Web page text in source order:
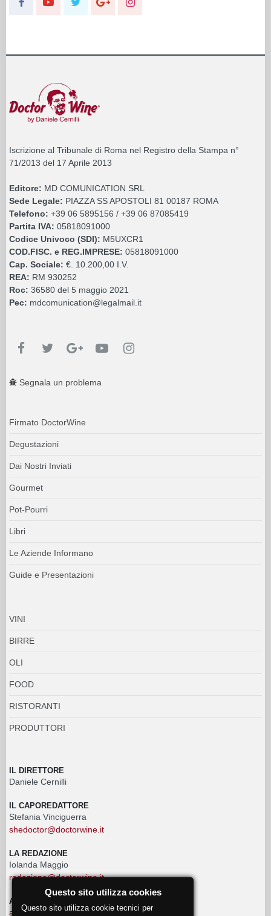
Iscrizione al Tribunale di Roma nel Registro della Stampa n°
71/2013 del 17 Aprile 2013
Editore: MD COMUNICATION SRL
Sede Legale: PIAZZA SS APOSTOLI 81 00187 ROMA
Telefono: +39 06 5895156 / +39 06 87085419
Partita IVA: 05818091000
Codice Univoco (SDI): M5UXCR1
COD.FISC. e REG.IMPRESE: 05818091000
Cap. Sociale: €. 10.200,00 I.V.
REA: RM 930252
Roc: 36580 del 5 maggio 2021
Pec: mdcomunication@legalmail.it
Segnala un problema
Firmato DoctorWine
Degustazioni
Dai Nostri Inviati
Gourmet
Pot-Pourri
Libri
Le Aziende Informano
Guide e Presentazioni
VINI
BIRRE
OLI
FOOD
RISTORANTI
PRODUTTORI
IL DIRETTORE
Daniele Cernilli
IL CAPOREDATTORE
Stefania Vinciguerra
shedoctor@doctorwine.it
LA REDAZIONE
Iolanda Maggio
redazione@doctorwine.it
ADVERTISING
advertising@doctorwine.it
Questo sito utilizza cookies
Questo sito utilizza cookie tecnici per